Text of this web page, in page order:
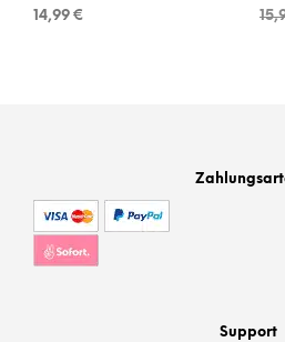
14,99 €
Support